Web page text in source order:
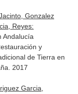
Gonzalez
Reyes:
Andalucía
y
de Tierra en
2017
Garcia,